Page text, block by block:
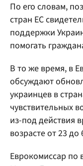
По его словам,
стран ЕС
поддержки
помогать
В то же время, в
обсуждают
украинцев в
чувствительных
из-под действия
возрасте от 23 до
Еврокомиссар по